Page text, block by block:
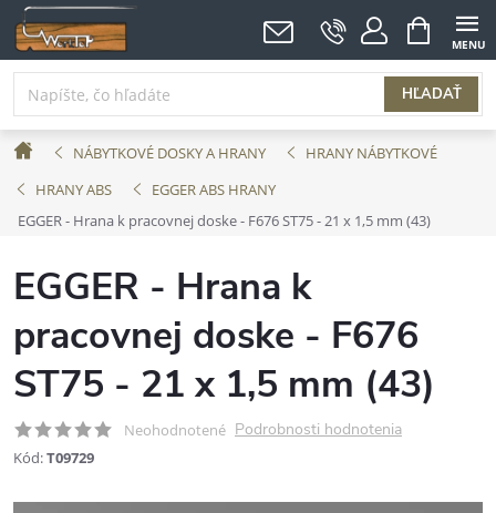
Prejsť
na
obsah
HĽADAŤ
NÁKUPNÝ
KOŠÍK
DomovNÁBYTKOVÉ DOSKY A HRANY
HRANY NÁBYTKOVÉ
HRANY ABS
EGGER ABS HRANY
EGGER - Hrana k pracovnej doske - F676 ST75 - 21 x 1,5 mm (43)
EGGER - Hrana k
pracovnej doske - F676
ST75 - 21 x 1,5 mm (43)
Neohodnotené Podrobnosti hodnotenia
Kód:T09729